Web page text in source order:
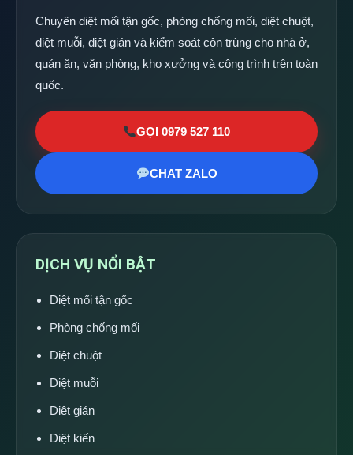
Chuyên diệt mối tận gốc, phòng chống mối, diệt chuột,
diệt muỗi, diệt gián và kiểm soát côn trùng cho nhà ở,
quán ăn, văn phòng, kho xưởng và công trình trên toàn
quốc.
GỌI 0979 527 110
CHAT ZALO
DỊCH VỤ NỔI BẬT
Diệt mối tận gốc
Phòng chống mối
Diệt chuột
Diệt muỗi
Diệt gián
Diệt kiến